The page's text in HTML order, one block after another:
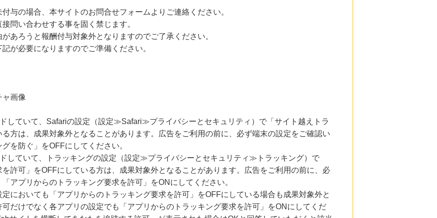
与の場合、本サイトのお問合せフォームよりご連絡ください。
問い合わせする事を固く禁じます。
あろうと報酬付与対象外となりますのでご了承ください。
が必要になりますのでご準備ください。
ャ画像
していて、Safariの設定（設定≫Safari≫プライバシーとセキュリティ）で「サイト越えトラ
方は、成果対象外となることがあります。広告をご利用の前に、必ず端末の設定をご確認い
を防ぐ」をOFFにしてください。
していて、トラッキングの設定（設定≫プライバシーとセキュリティ≫トラッキング）で
許可」をOFFにしている方は、成果対象外となることがあります。広告をご利用の前に、必
アプリからのトラッキング要求を許可」をONにしてください。
においても「アプリからのトラッキング要求を許可」をOFFにしている場合も成果対象外と
だけでなく各アプリの設定でも「アプリからのトラッキング要求を許可」をONにしてくだ